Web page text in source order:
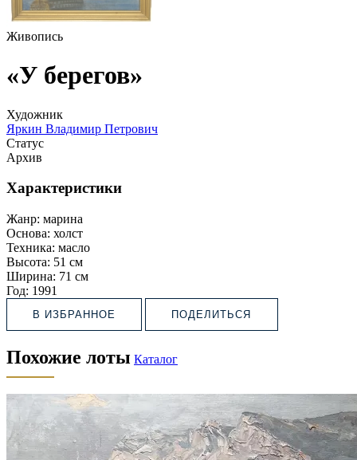
Живопись
«У берегов»
Художник
Яркин Владимир Петрович
Статус
Архив
Характеристики
Жанр: марина
Основа: холст
Техника: масло
Высота: 51 см
Ширина: 71 см
Год: 1991
В ИЗБРАННОЕ ПОДЕЛИТЬСЯ
Похожие лоты Каталог